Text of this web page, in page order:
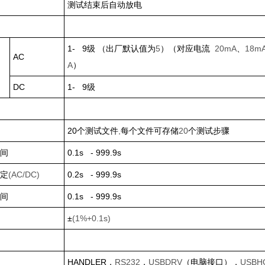
测试结束后自动放电
AC
1- 9级 （出厂默认值为5）（对应电流 20mA
A）
DC 1- 9级
20个测试文件 每个文件可存储20个测试步骤
0.1s - 999.9s
(AC/DC) 0.2s - 999.9s
0.1s - 999.9s
±(1%+0.1s)
HANDLER ， RS232 ， USBDRV （电脑接口），